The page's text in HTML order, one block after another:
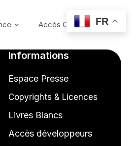
Accès Coffre-fort
Informations
Espace Presse
Copyrights & Licences
Livres Blancs
Accès développeurs
FR